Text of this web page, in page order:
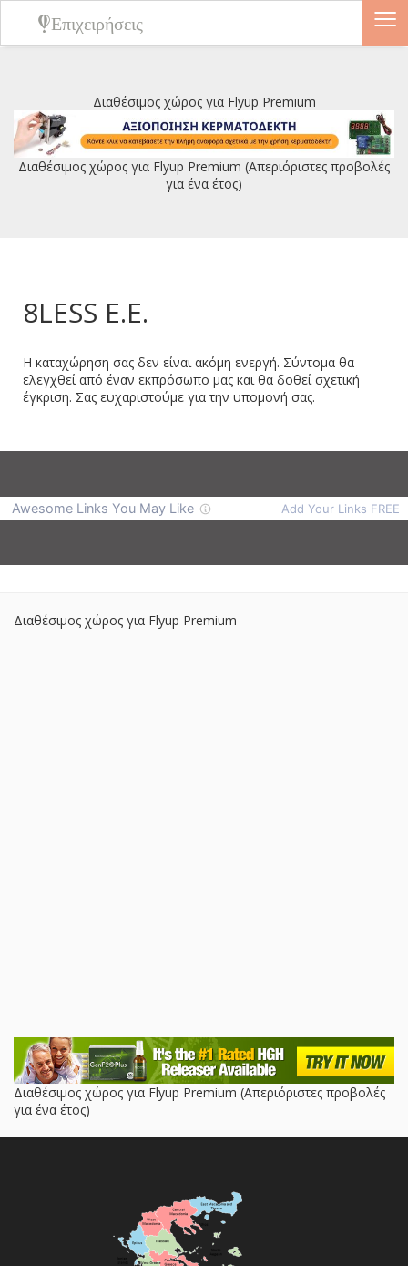
Διαθέσιμος χώρος για Flyup Premium
Διαθέσιμος χώρος για Flyup Premium (Απεριόριστες προβολές
για ένα έτος)
8LESS E.E.
Η καταχώρηση σας δεν είναι ακόμη ενεργή. Σύντομα θα
ελεγχθεί από έναν εκπρόσωπο μας και θα δοθεί σχετική
έγκριση. Σας ευχαριστούμε για την υπομονή σας.
Διαθέσιμος χώρος για Flyup Premium
Διαθέσιμος χώρος για Flyup Premium (Απεριόριστες προβολές
για ένα έτος)
Επιχειρήσεις ≡